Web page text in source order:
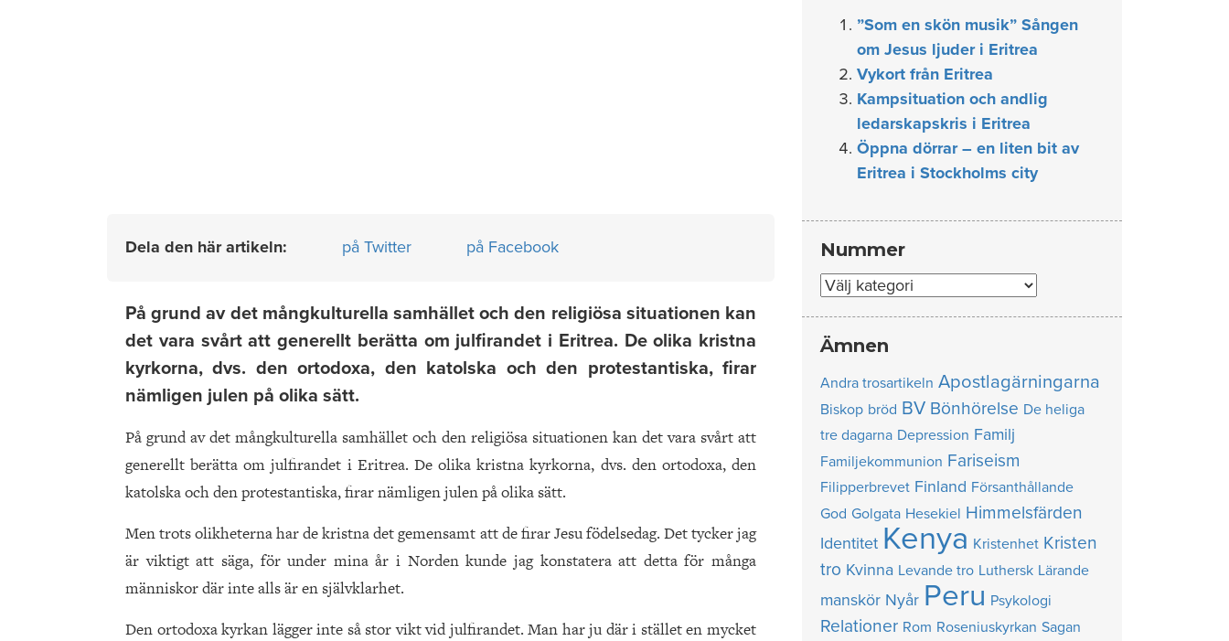
Dela den här artikeln: på Twitter på Facebook
På grund av det mångkulturella samhället och den religiösa situationen kan
det vara svårt att generellt berätta om julfirandet i Eritrea. De olika kristna
kyrkorna, dvs. den ortodoxa, den katolska och den protestantiska, firar
nämligen julen på olika sätt.
På grund av det mångkulturella samhället och den religiösa situationen kan det vara svårt att
generellt berätta om julfirandet i Eritrea. De olika kristna kyrkorna, dvs. den ortodoxa, den
katolska och den protestantiska, firar nämligen julen på olika sätt.
Men trots olikheterna har de kristna det gemensamt att de firar Jesu födelsedag. Det tycker jag
är viktigt att säga, för under mina år i Norden kunde jag konstatera att detta för många
människor där inte alls är en självklarhet.
Den ortodoxa kyrkan lägger inte så stor vikt vid julfirandet. Man har ju där i stället en mycket
”Som en skön musik” Sången
om Jesus ljuder i Eritrea
Vykort från Eritrea
Kampsituation och andlig
ledarskapskris i Eritrea
Öppna dörrar – en liten bit av
Eritrea i Stockholms city
Nummer
Nummer
Ämnen
Andra trosartikeln Apostlagärningarna
Biskop bröd BV Bönhörelse De heliga
tre dagarna Depression Familj
Familjekommunion Fariseism
Filipperbrevet Finland Försanthållande
God Golgata Hesekiel Himmelsfärden
Identitet Kenya Kristenhet Kristen
tro Kvinna Levande tro Luthersk Lärande
manskör Nyår Peru Psykologi
Relationer Rom Roseniuskyrkan Sagan